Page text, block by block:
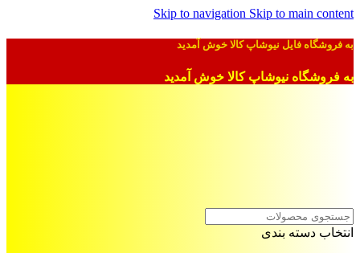
Skip to navigation Skip to main content
به فروشگاه فایل نیوشاپ کالا خوش آمدید
به فروشگاه نیوشاپ کالا خوش آمدید
انتخاب دسته بندی